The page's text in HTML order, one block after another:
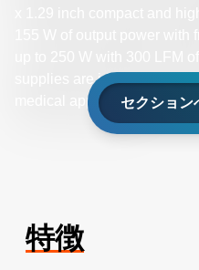
supplies are ideal for light
medical applications.セクション
特徴